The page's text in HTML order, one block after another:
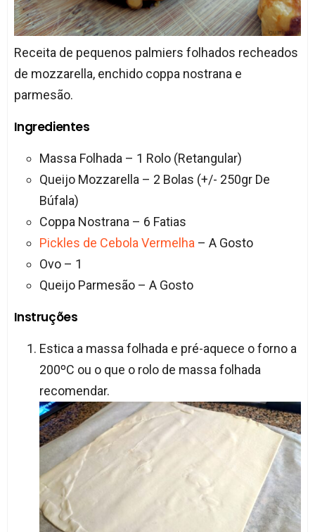
Receita de pequenos palmiers folhados recheados
de mozzarella, enchido coppa nostrana e
parmesão.
Ingredientes
Massa Folhada – 1 Rolo (Retangular)
Queijo Mozzarella – 2 Bolas (+/- 250gr De
Búfala)
Coppa Nostrana – 6 Fatias
Pickles de Cebola Vermelha– A Gosto
Ovo – 1
Queijo Parmesão – A Gosto
Instruções
Estica a massa folhada e pré-aquece o forno a
200ºC ou o que o rolo de massa folhada
recomendar.